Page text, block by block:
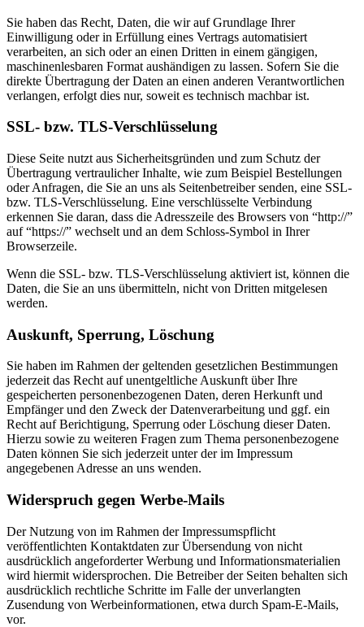
Sie haben das Recht, Daten, die wir auf Grundlage Ihrer
Einwilligung oder in Erfüllung eines Vertrags automatisiert
verarbeiten, an sich oder an einen Dritten in einem gängigen,
maschinenlesbaren Format aushändigen zu lassen. Sofern Sie die
direkte Übertragung der Daten an einen anderen Verantwortlichen
verlangen, erfolgt dies nur, soweit es technisch machbar ist.
SSL- bzw. TLS-Verschlüsselung
Diese Seite nutzt aus Sicherheitsgründen und zum Schutz der
Übertragung vertraulicher Inhalte, wie zum Beispiel Bestellungen
oder Anfragen, die Sie an uns als Seitenbetreiber senden, eine SSL-
bzw. TLS-Verschlüsselung. Eine verschlüsselte Verbindung
erkennen Sie daran, dass die Adresszeile des Browsers von “http://”
auf “https://” wechselt und an dem Schloss-Symbol in Ihrer
Browserzeile.
Wenn die SSL- bzw. TLS-Verschlüsselung aktiviert ist, können die
Daten, die Sie an uns übermitteln, nicht von Dritten mitgelesen
werden.
Auskunft, Sperrung, Löschung
Sie haben im Rahmen der geltenden gesetzlichen Bestimmungen
jederzeit das Recht auf unentgeltliche Auskunft über Ihre
gespeicherten personenbezogenen Daten, deren Herkunft und
Empfänger und den Zweck der Datenverarbeitung und ggf. ein
Recht auf Berichtigung, Sperrung oder Löschung dieser Daten.
Hierzu sowie zu weiteren Fragen zum Thema personenbezogene
Daten können Sie sich jederzeit unter der im Impressum
angegebenen Adresse an uns wenden.
Widerspruch gegen Werbe-Mails
Der Nutzung von im Rahmen der Impressumspflicht
veröffentlichten Kontaktdaten zur Übersendung von nicht
ausdrücklich angeforderter Werbung und Informationsmaterialien
wird hiermit widersprochen. Die Betreiber der Seiten behalten sich
ausdrücklich rechtliche Schritte im Falle der unverlangten
Zusendung von Werbeinformationen, etwa durch Spam-E-Mails,
vor.